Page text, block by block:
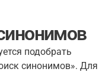
подобрать
синонимов». Для